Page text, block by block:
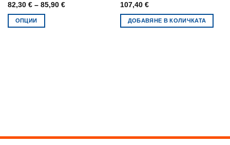
82,30 € – 85,90 €Price
ОПЦИИ
on
107,40 €
ДОБАВЯНЕ В КОЛИЧКАТА